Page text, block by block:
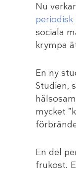
Nu
periodisk
sociala
krympa
En ny
Studien,
mycket
En del
frukost.